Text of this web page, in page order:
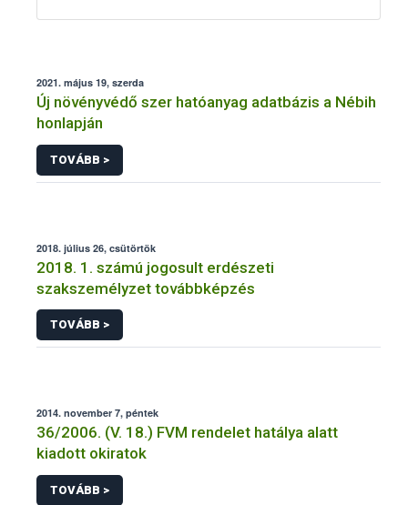
2021. május 19, szerda
Új növényvédő szer hatóanyag adatbázis a Nébih
honlapján
TOVÁBB >
2018. július 26, csütörtök
2018. 1. számú jogosult erdészeti
szakszemélyzet továbbképzés
TOVÁBB >
2014. november 7, péntek
36/2006. (V. 18.) FVM rendelet hatálya alatt
kiadott okiratok
TOVÁBB >